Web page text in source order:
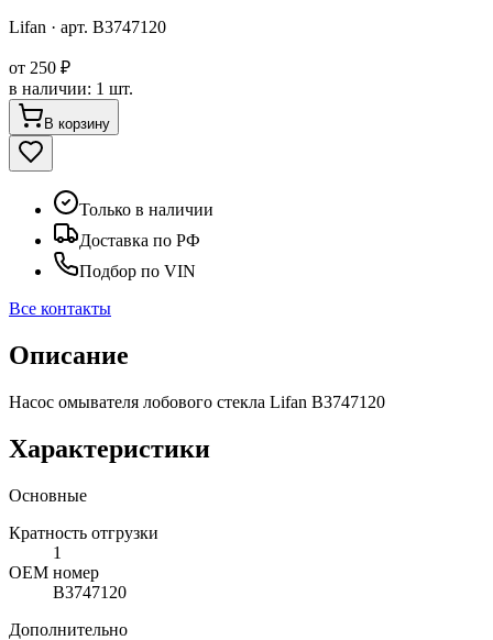
Lifan · арт. B3747120
от 250 ₽
в наличии: 1 шт.
В корзину
Только в наличии
Доставка по РФ
Подбор по VIN
Все контакты
Описание
Насос омывателя лобового стекла Lifan B3747120
Характеристики
Основные
Кратность отгрузки
1
ОЕМ номер
B3747120
Дополнительно